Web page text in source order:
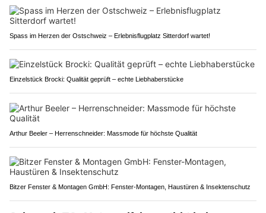
Spass im Herzen der Ostschweiz – Erlebnisflugplatz Sitterdorf wartet!
Einzelstück Brocki: Qualität geprüft – echte Liebhaberstücke
Arthur Beeler – Herrenschneider: Massmode für höchste Qualität
Bitzer Fenster & Montagen GmbH: Fenster-Montagen, Haustüren & Insektenschutz